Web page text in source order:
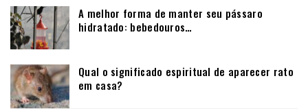
A melhor forma de manter seu pássaro
hidratado: bebedouros…
Qual o significado espiritual de aparecer rato
em casa?